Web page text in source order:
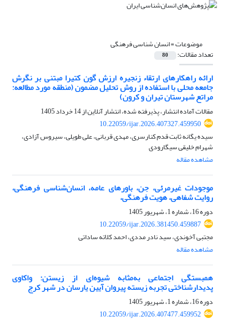
موضوعات =انسان شناسی فرهنگی
تعداد مقالات: 80
ارائه راهکارهای ارتقاء زنجیره ارزش گون کتیرا مبتنی بر نگرش
جامعه محلی با استفاده از روش تحلیل مضمون (منطقه مورد مطالعه:
مراتع شهرستان تیران و کرون)
مقالات آماده انتشار، پذیرفته شده، انتشار آنلاین از14 خرداد 1405
10.22059/ijar.2026.407327.459950
سیده یگانه ثابت قدم کنارسری، مهدی قربانی، علی طویلی، سیروس آزادی،
شهرام خلیقی سیگارودی
مشاهده مقاله
موجودات غیرمرئی، جن، باورهای عامه، انسان‌شناسی فرهنگی،
روایت شفاهی، هویت فرهنگی،
دوره 16، شماره 1، شهریور 1405
10.22059/ijar.2026.381450.459887
مجتبی آخوندی، سید نادر مددی، احمد کلاته ساداتی
مشاهده مقاله
همبستگی اجتماعی به‌مثابه شیوه‌ای از زیستن: واکاوی
پدیدارشناختی تجربه زیسته پیروان آیین یارسان در شهر کرج
دوره 16، شماره 1، شهریور 1405
10.22059/ijar.2026.407477.459952